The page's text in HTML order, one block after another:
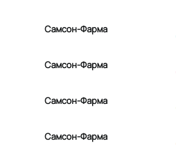
Самсон-Фарма
Самсон-Фарма
Самсон-Фарма
Самсон-Фарма